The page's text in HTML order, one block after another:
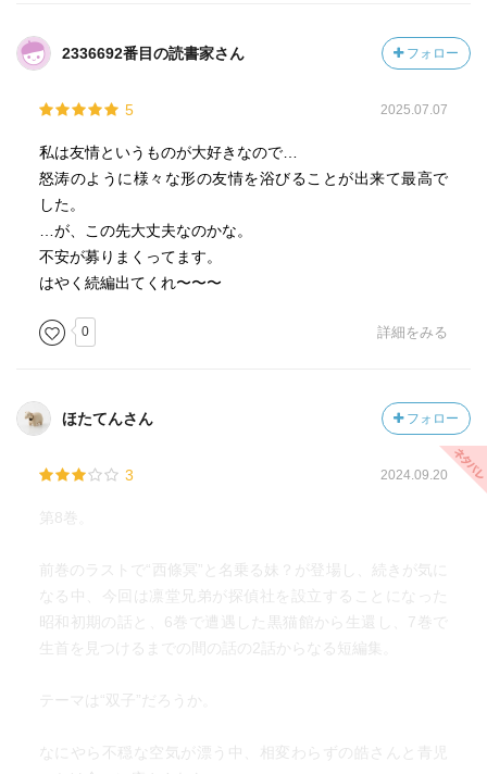
2336692番目の読書家さん フォロー
5 2025.07.07
私は友情というものが大好きなので…
怒涛のように様々な形の友情を浴びることが出来て最高で
した。
…が、この先大丈夫なのかな。
不安が募りまくってます。
はやく続編出てくれ〜〜〜
0 詳細をみる
ほたてんさん フォロー
3 2024.09.20
第8巻。
前巻のラストで“西條冥”と名乗る妹？が登場し、続きが気に
なる中、今回は凛堂兄弟が探偵社を設立することになった
昭和初期の話と、6巻で遭遇した黒猫館から生還し、7巻で
生首を見つけるまでの間の話の2話からなる短編集。
テーマは“双子”だろうか。
なにやら不穏な空気が漂う中、相変わらずの皓さんと青児